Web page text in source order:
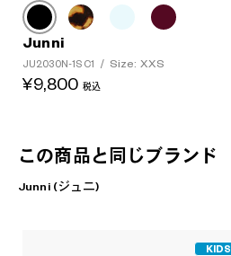
Junni
JU2030N-1S C1 / Size: XXS
¥9,800 税込
この商品と同じブランド
Junni (ジュニ)
KIDS